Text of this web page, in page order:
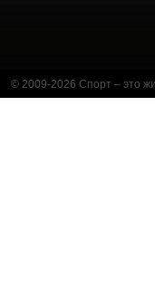
© 2009-2026 Спорт – это